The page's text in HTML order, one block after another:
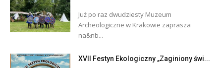
Już po raz dwudziesty Muzeum
Archeologiczne w Krakowie zaprasza
na&nb...
XVII Festyn Ekologiczny „Zaginiony świ...